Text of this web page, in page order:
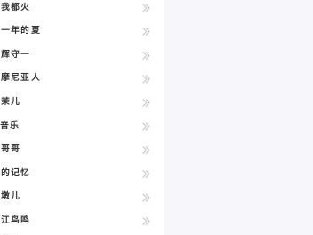
都火
年的夏
守一
尼亚人
儿
乐
哥
记忆
儿
鸟鸣